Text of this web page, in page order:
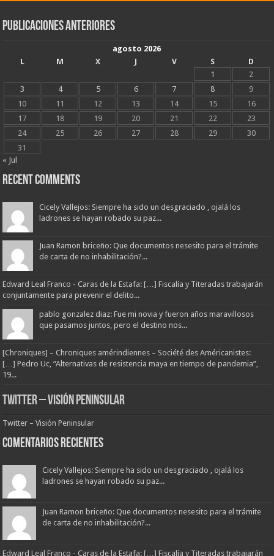
Publicaciones Anteriores
agosto 2026
L
M X J V S
D
1
2
3
4 5 6 7 8
9
10
11 12 13 14 15
16
17
18 19 20 21 22
23
24
25 26 27 28 29
30
31
« Jul
Recent Comments
Cicely Vallejos: Siempre ha sido un desgraciado , ojalá los
ladrones se hayan robado su paz...
Juan Ramon briceño: Que documentos nesesito para el trámite
de carta de no inhabilitación?...
Edward Leal Franco - Caras de la Estafa: […] Fiscalía y Titeradas trabajarán
conjuntamente para prevenir el delito...
pablo gonzalez diaz: Fue mi novia y fueron años maravillosos
que pasamos juntos, pero el destino nos...
[Chroniques] – Chroniques amérindiennes – Société des Américanistes:
[…] Pedro Uc, “Alternativas de resistencia maya en tiempo de pandemia”,
19...
Twitter – Visión Peninsular
Twitter – Visión Peninsular
Comentarios Recientes
Cicely Vallejos: Siempre ha sido un desgraciado , ojalá los
ladrones se hayan robado su paz...
Juan Ramon briceño: Que documentos nesesito para el trámite
de carta de no inhabilitación?...
Edward Leal Franco - Caras de la Estafa: […] Fiscalía y Titeradas trabajarán